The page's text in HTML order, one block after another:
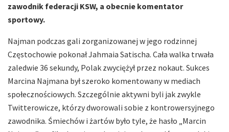
zawodnik federacji KSW, a obecnie komentator
sportowy.
Najman podczas gali zorganizowanej w jego rodzinnej
Częstochowie pokonał Jahmaia Satischa. Cała walka trwała
zaledwie 36 sekundy, Polak zwyciężył przez nokaut. Sukces
Marcina Najmana był szeroko komentowany w mediach
społecznościowych. Szczególnie aktywni byli jak zwykle
Twitterowicze, którzy dworowali sobie z kontrowersyjnego
zawodnika. Śmiechów i żartów było tyle, że hasło „Marcin